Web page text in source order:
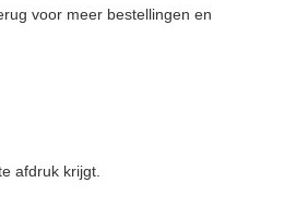
voor meer bestellingen en
afdruk krijgt.